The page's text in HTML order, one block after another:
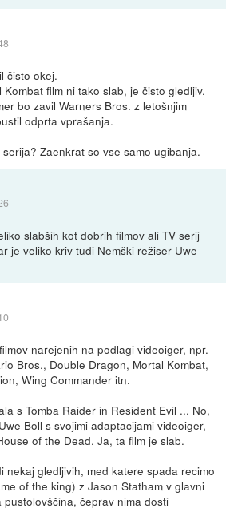
čisto okej.
film ni tako slab, je čisto gledljiv.
bo zavil Warners Bros. z letošnjim
odprta vprašanja.
Zaenkrat so vse samo ugibanja.
slabših kot dobrih filmov ali TV serij
je veliko kriv tudi Nemški režiser Uwe
narejenih na podlagi videoiger, npr.
Bros., Double Dragon, Mortal Kombat,
Wing Commander itn.
s Tomba Raider in Resident Evil ... No,
Boll s svojimi adaptacijami videoiger,
of the Dead. Ja, ta film je slab.
nekaj gledljivih, med katere spada recimo
of the king) z Jason Statham v glavni
čeprav nima dosti